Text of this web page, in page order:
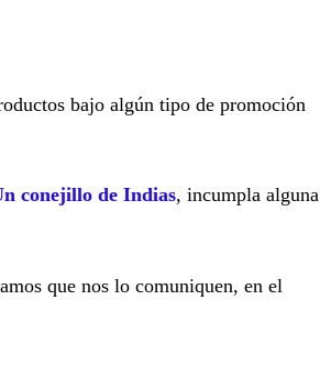
bajo algún tipo de promoción
conejillo de Indias, incumpla alguna
que nos lo comuniquen, en el